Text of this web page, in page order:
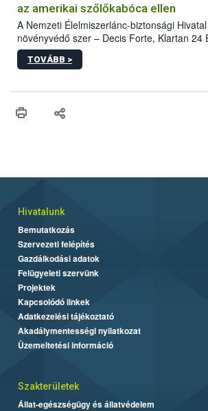
az amerikai szőlőkabóca ellen
A Nemzeti Élelmiszerlánc-biztonsági
növényvédő szer – Decis Forte, Klartan 24
engedélyokiratát módosította, így azok a
egészen a vesszőérettség (BBCH 91)
érésű szőlőkben is legyen lehetőség a
felhasználók számára is elérhető és
TOVÁBB >
Hivatalunk
Bemutatkozás
Szervezeti felépítés
Gazdálkodási adatok
Felügyeleti szervünk
Projektek
Kapcsolódó linkek
Adatkezelési tájékoztató
Akadálymentességi nyilatkozat
Üzemeltetési információ
Szakterületek
Állat-egészségügy és állatvédelem